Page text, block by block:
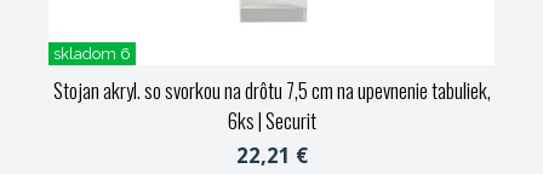
skladom 6
Stojan akryl. so svorkou na drôtu 7,5 cm na upevnenie tabuliek,
6ks| Securit
22,21 €